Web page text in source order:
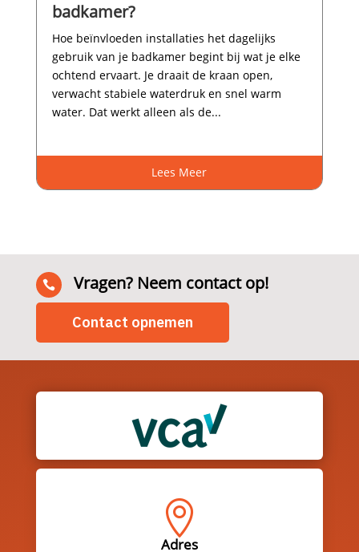
badkamer?
Hoe beïnvloeden installaties het dagelijks
gebruik van je badkamer begint bij wat je elke
ochtend ervaart.​ Je draait de kraan open,
verwacht stabiele waterdruk en snel warm
water.​ Dat werkt alleen als de...
Lees Meer
 Vragen? Neem contact op!
Contact opnemen

Adres